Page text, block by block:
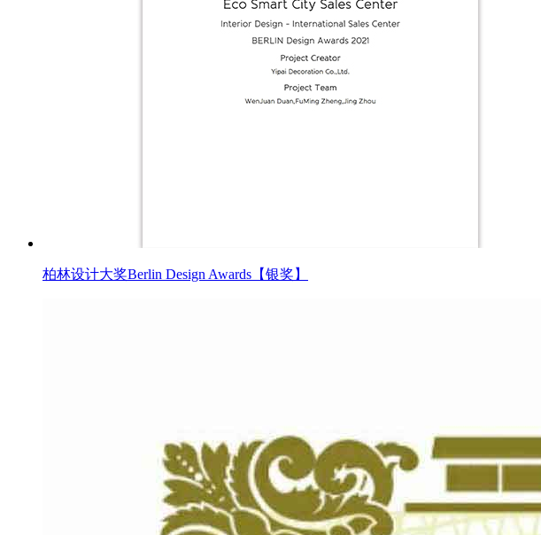
柏林设计大奖Berlin Design Awards【银奖】